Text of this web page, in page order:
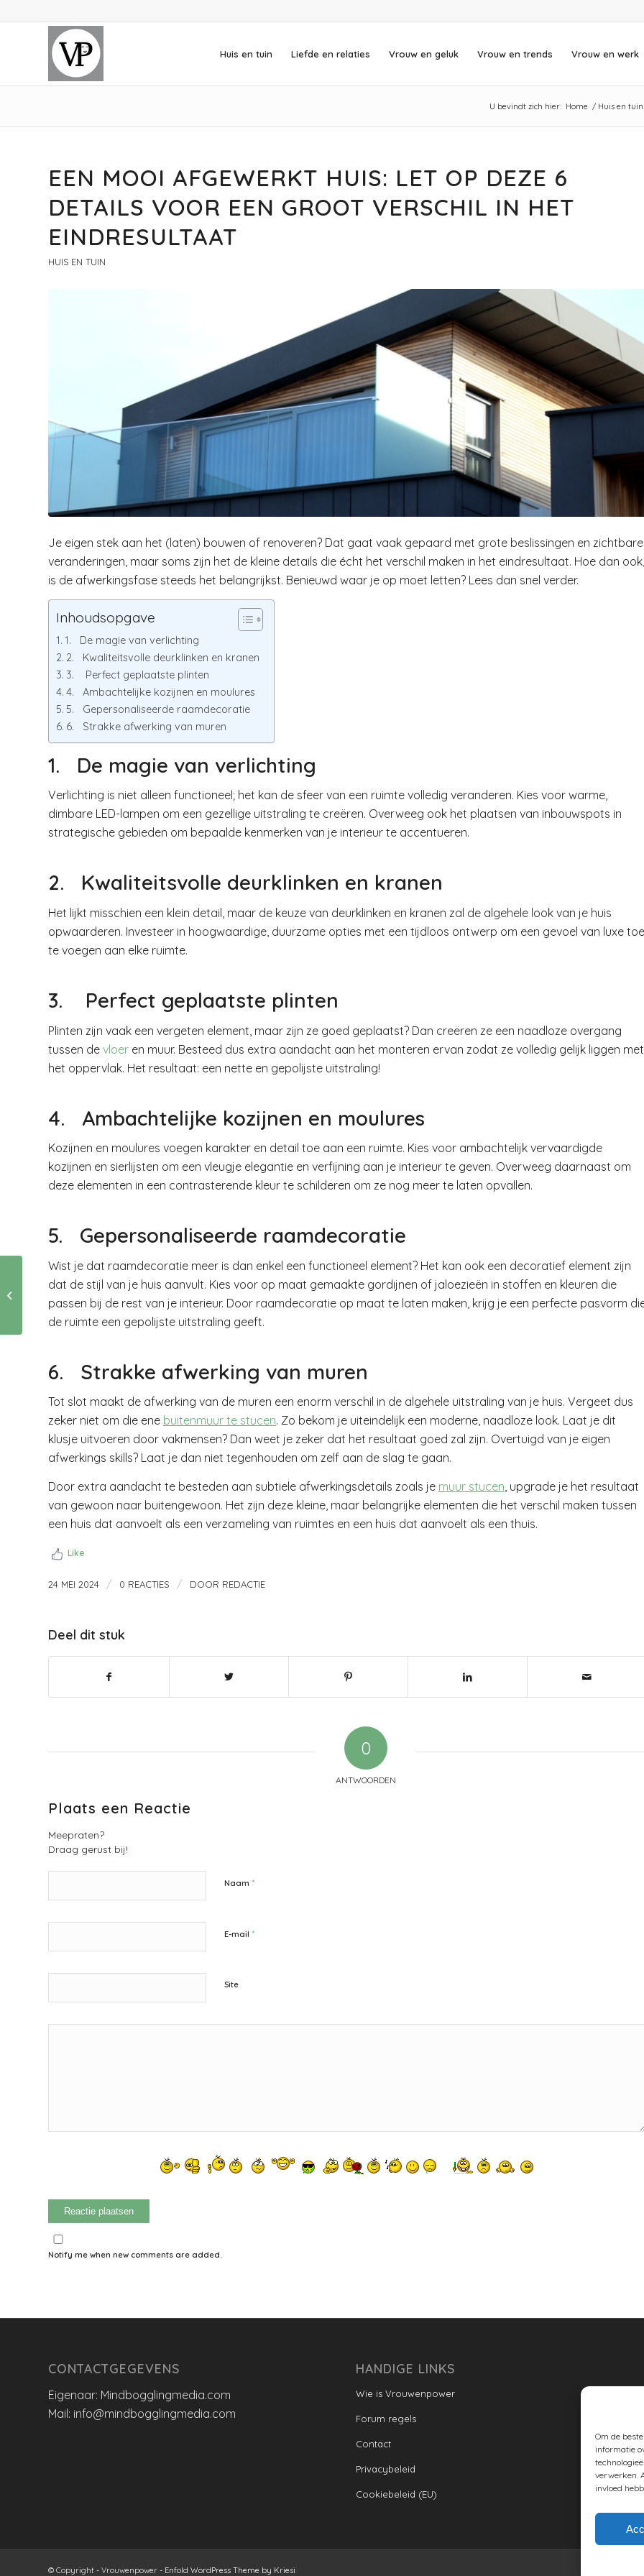
Om de
informatie
verwerken.
invloed
Huis en tuin Liefde en relaties Vrouw en geluk Vrouw en trends Vrouw en werk
U bevindt zich hier: Home / Huis en tuin
EEN MOOI AFGEWERKT HUIS: LET OP DEZE 6
DETAILS VOOR EEN GROOT VERSCHIL IN HET
EINDRESULTAAT
HUIS EN TUIN
Je eigen stek aan het (laten) bouwen of renoveren? Dat gaat vaak gepaard met grote beslissingen en zichtbare
veranderingen, maar soms zijn het de kleine details die écht het verschil maken in het eindresultaat. Hoe dan ook,
is de afwerkingsfase steeds het belangrijkst. Benieuwd waar je op moet letten? Lees dan snel verder.
Inhoudsopgave
1. De magie van verlichting
2. Kwaliteitsvolle deurklinken en kranen
3. Perfect geplaatste plinten
4. Ambachtelijke kozijnen en moulures
5. Gepersonaliseerde raamdecoratie
6. Strakke afwerking van muren
1. De magie van verlichting
Verlichting is niet alleen functioneel; het kan de sfeer van een ruimte volledig veranderen. Kies voor warme,
dimbare LED-lampen om een gezellige uitstraling te creëren. Overweeg ook het plaatsen van inbouwspots in
strategische gebieden om bepaalde kenmerken van je interieur te accentueren.
2. Kwaliteitsvolle deurklinken en kranen
Het lijkt misschien een klein detail, maar de keuze van deurklinken en kranen zal de algehele look van je huis
opwaarderen. Investeer in hoogwaardige, duurzame opties met een tijdloos ontwerp om een gevoel van luxe toe
te voegen aan elke ruimte.
3. Perfect geplaatste plinten
Plinten zijn vaak een vergeten element, maar zijn ze goed geplaatst? Dan creëren ze een naadloze overgang
tussen de vloer en muur. Besteed dus extra aandacht aan het monteren ervan zodat ze volledig gelijk liggen met
het oppervlak. Het resultaat: een nette en gepolijste uitstraling!
4. Ambachtelijke kozijnen en moulures
Kozijnen en moulures voegen karakter en detail toe aan een ruimte. Kies voor ambachtelijk vervaardigde
kozijnen en sierlijsten om een vleugje elegantie en verfijning aan je interieur te geven. Overweeg daarnaast om
deze elementen in een contrasterende kleur te schilderen om ze nog meer te laten opvallen.
5. Gepersonaliseerde raamdecoratie
Wist je dat raamdecoratie meer is dan enkel een functioneel element? Het kan ook een decoratief element zijn
dat de stijl van je huis aanvult. Kies voor op maat gemaakte gordijnen of jaloezieën in stoffen en kleuren die
passen bij de rest van je interieur. Door raamdecoratie op maat te laten maken, krijg je een perfecte pasvorm
de ruimte een gepolijste uitstraling geeft.
6. Strakke afwerking van muren
Tot slot maakt de afwerking van de muren een enorm verschil in de algehele uitstraling van je huis. Vergeet dus
zeker niet om die ene buitenmuur te stucen. Zo bekom je uiteindelijk een moderne, naadloze look. Laat je dit
klusje uitvoeren door vakmensen? Dan weet je zeker dat het resultaat goed zal zijn. Overtuigd van je eigen
afwerkings skills? Laat je dan niet tegenhouden om zelf aan de slag te gaan.
Door extra aandacht te besteden aan subtiele afwerkingsdetails zoals je muur stucen , upgrade je het resultaat
van gewoon naar buitengewoon. Het zijn deze kleine, maar belangrijke elementen die het verschil maken tussen
een huis dat aanvoelt als een verzameling van ruimtes en een huis dat aanvoelt als een thuis.
Like
24 MEI 2024 / 0 REACTIES / DOOR REDACTIE
Deel dit stuk
0
ANTWOORDEN
Plaats een Reactie
Meepraten?
Draag gerust bij!
Naam *
E-mail *
Site
Notify me when new comments are added.
CONTACTGEGEVENS
Eigenaar: Mindbogglingmedia.com
Mail: info@mindbogglingmedia.com
HANDIGE LINKS
Wie is Vrouwenpower
Forum regels
Contact
Privacybeleid
Cookiebeleid (EU)
© Copyright - Vrouwenpower - Enfold WordPress Theme by Kriesi
Een avondje uit maar
dan niet tot de late
uurtjes